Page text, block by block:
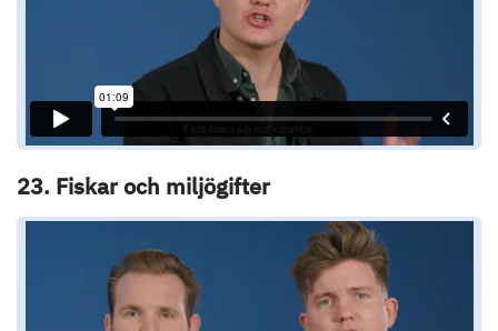
23. Fiskar och miljögifter